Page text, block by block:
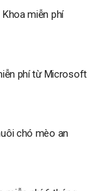
miễn phí
phí từ Microsoft
chó mèo an